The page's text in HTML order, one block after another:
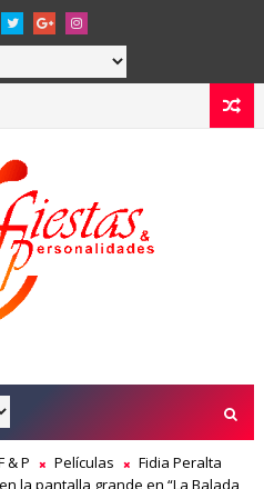
& P Películas
Fidia Peralta
la pantalla grande en “La Balada